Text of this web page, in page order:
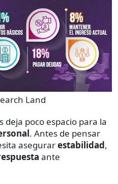
Land
deja poco espacio para la
. Antes de pensar
asegurarestabilidad,
ante